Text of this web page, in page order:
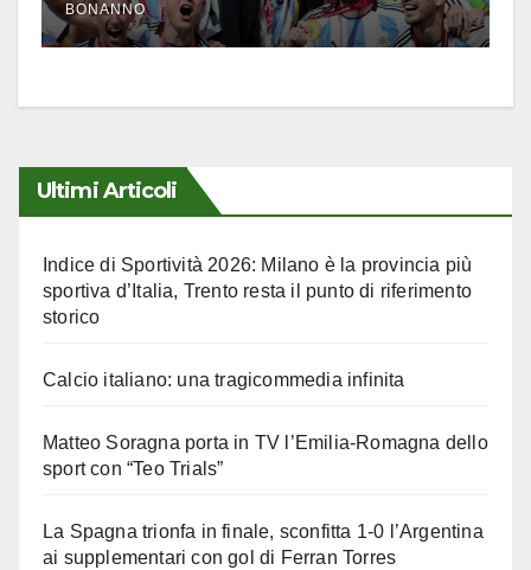
BONANNO
Ultimi Articoli
Indice di Sportività 2026: Milano è la provincia più
sportiva d’Italia, Trento resta il punto di riferimento
storico
Calcio italiano: una tragicommedia infinita
Matteo Soragna porta in TV l’Emilia-Romagna dello
sport con “Teo Trials”
La Spagna trionfa in finale, sconfitta 1-0 l’Argentina
ai supplementari con gol di Ferran Torres